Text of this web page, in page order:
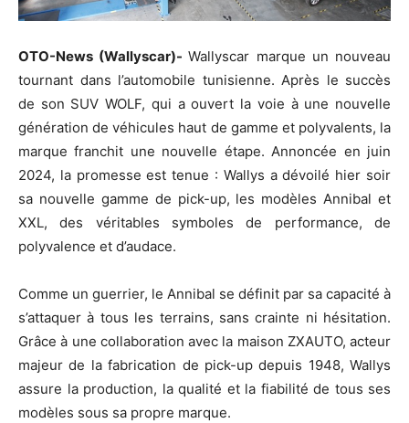
OTO-News (Wallyscar)-Wallyscar marque un nouveau
tournant dans l’automobile tunisienne. Après le succès
de son SUV WOLF, qui a ouvert la voie à une nouvelle
génération de véhicules haut de gamme et polyvalents, la
marque franchit une nouvelle étape. Annoncée en juin
2024, la promesse est tenue : Wallys a dévoilé hier soir
sa nouvelle gamme de pick-up, les modèles Annibal et
XXL, des véritables symboles de performance, de
polyvalence et d’audace.
Comme un guerrier, le Annibal se définit par sa capacité à
s’attaquer à tous les terrains, sans crainte ni hésitation.
Grâce à une collaboration avec la maison ZXAUTO, acteur
majeur de la fabrication de pick-up depuis 1948, Wallys
assure la production, la qualité et la fiabilité de tous ses
modèles sous sa propre marque.